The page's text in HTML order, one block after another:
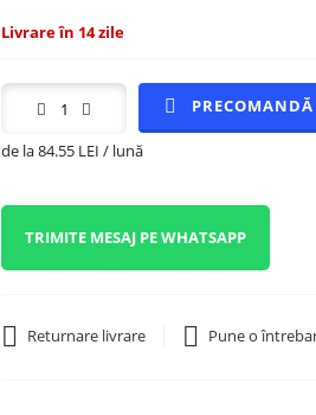
Livrare în 14 zile
PRECOMANDĂ
de la 84.55 LEI / lună
TRIMITE MESAJ PE WHATSAPP
Returnare livrare Pune o